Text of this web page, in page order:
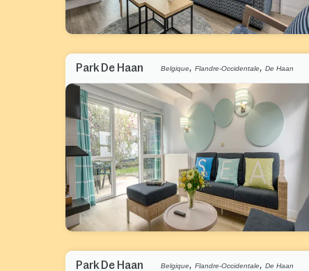
Park De Haan Belgique,Flandre-Occidentale,De Haan
Park De Haan Belgique,Flandre-Occidentale,De Haan